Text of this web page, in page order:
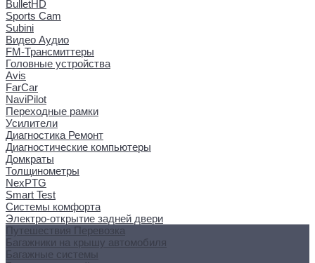
BulletHD
Sports Cam
Subini
Видео Аудио
FM-Трансмиттеры
Головные устройства
Avis
FarCar
NaviPilot
Переходные рамки
Усилители
Диагностика Ремонт
Диагностические компьютеры
Домкраты
Толщинометры
NexPTG
Smart Test
Системы комфорта
Электро-открытие задней двери
Путешествия Перевозка
Багажники на крышу автомобиля
Багажные системы